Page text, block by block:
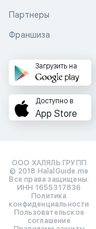
Партнеры
Франшиза
Загрузить на
Доступно в
App Store
ООО ХАЛЯЛЬ ГРУПП
© 2018 HalalGuide.me
Все права защищены.
ИНН 1655317836
Политика
конфиденциальности
Пользовательское
соглашение